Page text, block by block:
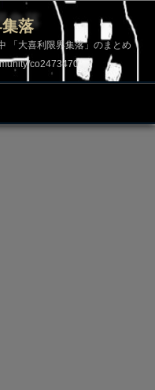
落
「大喜利限界集落」のまとめ
co2473470